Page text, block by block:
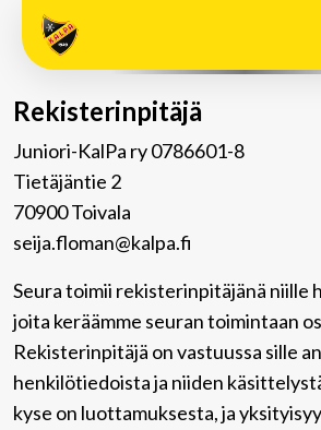
Rekisterinpitäjä
Juniori-KalPa ry 0786601-8
Tietäjäntie 2
70900 Toivala
seija.floman@kalpa.fi
Seura toimii rekisterinpitäjänä niille
joita keräämme seuran toimintaan
Rekisterinpitäjä on vastuussa sille
henkilötiedoista ja niiden
kyse on luottamuksesta, ja